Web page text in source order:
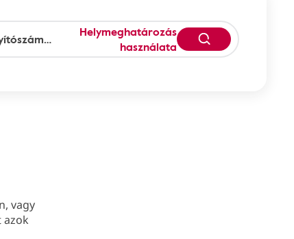
Helymeghatározás
használata
vagy
azok